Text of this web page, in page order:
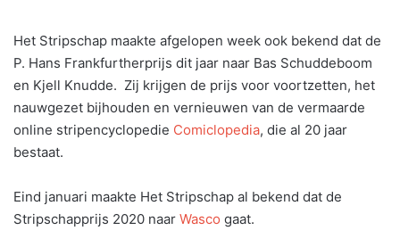
Het Stripschap maakte afgelopen week ook bekend dat de
P. Hans Frankfurtherprijs dit jaar naar Bas Schuddeboom
en Kjell Knudde. Zij krijgen de prijs voor voortzetten, het
nauwgezet bijhouden en vernieuwen van de vermaarde
online stripencyclopedie Comiclopedia, die al 20 jaar
bestaat.
Eind januari maakte Het Stripschap al bekend dat de
Stripschapprijs 2020 naar Wasco gaat.